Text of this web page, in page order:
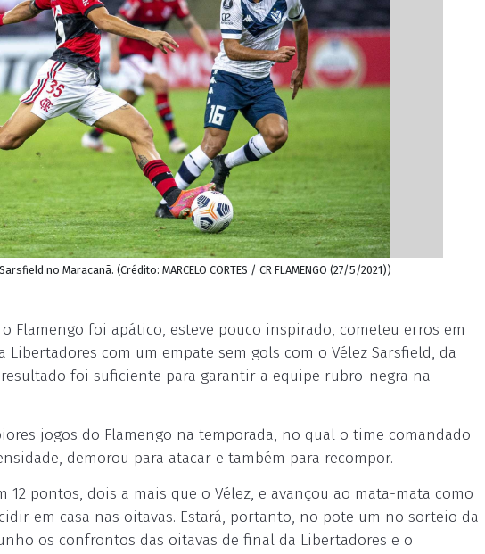
no Maracanã. (Crédito: MARCELO CORTES / CR FLAMENGO (27/5/2021))
Flamengo foi apático, esteve pouco inspirado, cometeu erros em
com um empate sem gols com o Vélez Sarsfield, da
foi suficiente para garantir a equipe rubro-negra na
jogos do Flamengo na temporada, no qual o time comandado
demorou para atacar e também para recompor.
12 pontos, dois a mais que o Vélez, e avançou ao mata-mata como
em casa nas oitavas. Estará, portanto, no pote um no sorteio da
os confrontos das oitavas de final da Libertadores e o